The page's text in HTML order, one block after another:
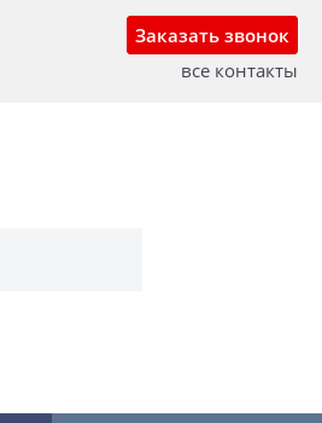
Заказать звонок
все контакты